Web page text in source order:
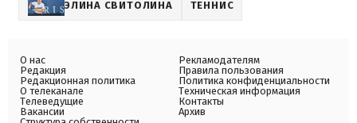
ЭЛИНА СВИТОЛИНА ТЕННИС
О нас
Редакция
Редакционная политика
О телеканале
Телеведущие
Вакансии
Рекламодателям
Правила пользования
Политика конфиденциальности
Техническая информация
Контакты
Архив